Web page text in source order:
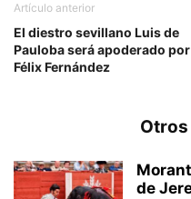
Artículo anterior
El diestro sevillano Luis de
Pauloba será apoderado por
Félix Fernández
de